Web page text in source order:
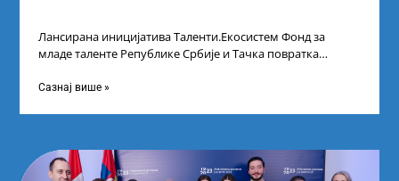
Лансирана иницијатива Таленти.Екосистем Фонд за
младе таленте Републике Србије и Тачка повратка
догађају су се
Сазнај више »